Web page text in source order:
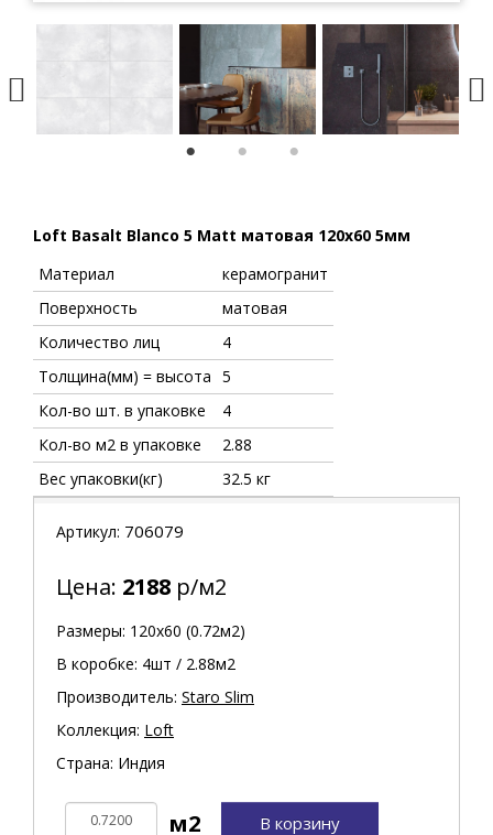
Loft Basalt Blanco 5 Matt матовая 120x60 5мм
Материал
керамогранит
Поверхность
матовая
Количество лиц
4
Толщина(мм) = высота 5
Кол-во шт. в упаковке
4
Кол-во м2 в упаковке
2.88
Вес упаковки(кг)
32.5 кг
Артикул: 706079
Цена: 2188 р/м2
Размеры: 120х60 (0.72м2)
В коробке: 4шт / 2.88м2
Производитель: Staro Slim
Коллекция: Loft
Страна: Индия
В корзину